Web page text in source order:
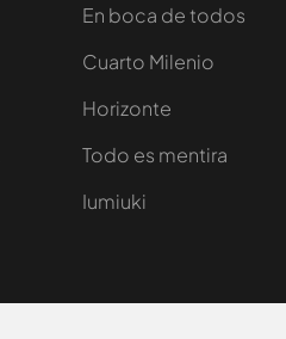
En boca de todos
Cuarto Milenio
Horizonte
Todo es mentira
Iumiuki